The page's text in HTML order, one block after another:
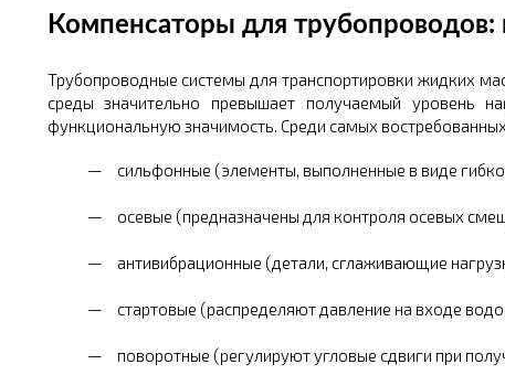
Компенсаторы для
Трубопроводные системы для транспортировки жидких
среды значительно превышает получаемый уровень
функциональную значимость. Среди самых
сильфонные (элементы, выполненные в виде
осевые (предназначены для контроля осевых
антивибрационные (детали, сглаживающие
стартовые (распределяют давление на входе
поворотные (регулируют угловые сдвиги при